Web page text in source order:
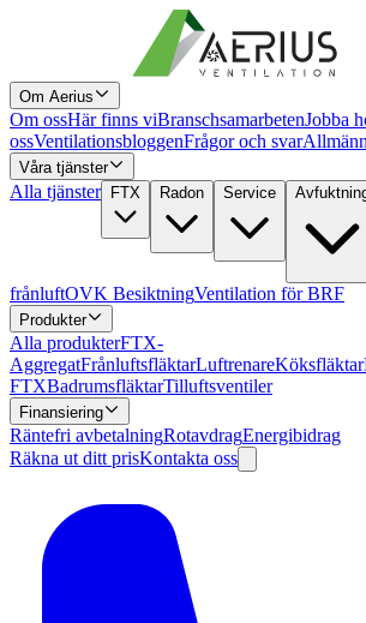
Om Aerius
Om ossHär finns viBranschsamarbetenJobba
ossVentilationsbloggenFrågor och svar
Våra tjänster
Alla tjänster FTX Radon Service
frånluftOVK BesiktningVentilation för BRF
Produkter
Alla produkterFTX-
AggregatFrånluftsfläktarLuftrenareKöksfläktar
FTXBadrumsfläktarTilluftsventiler
Finansiering
Räntefri avbetalningRotavdragEnergibidrag
Räkna ut ditt prisKontakta oss